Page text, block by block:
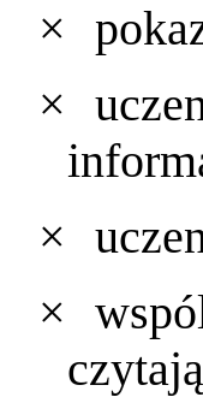
×
×
×
×